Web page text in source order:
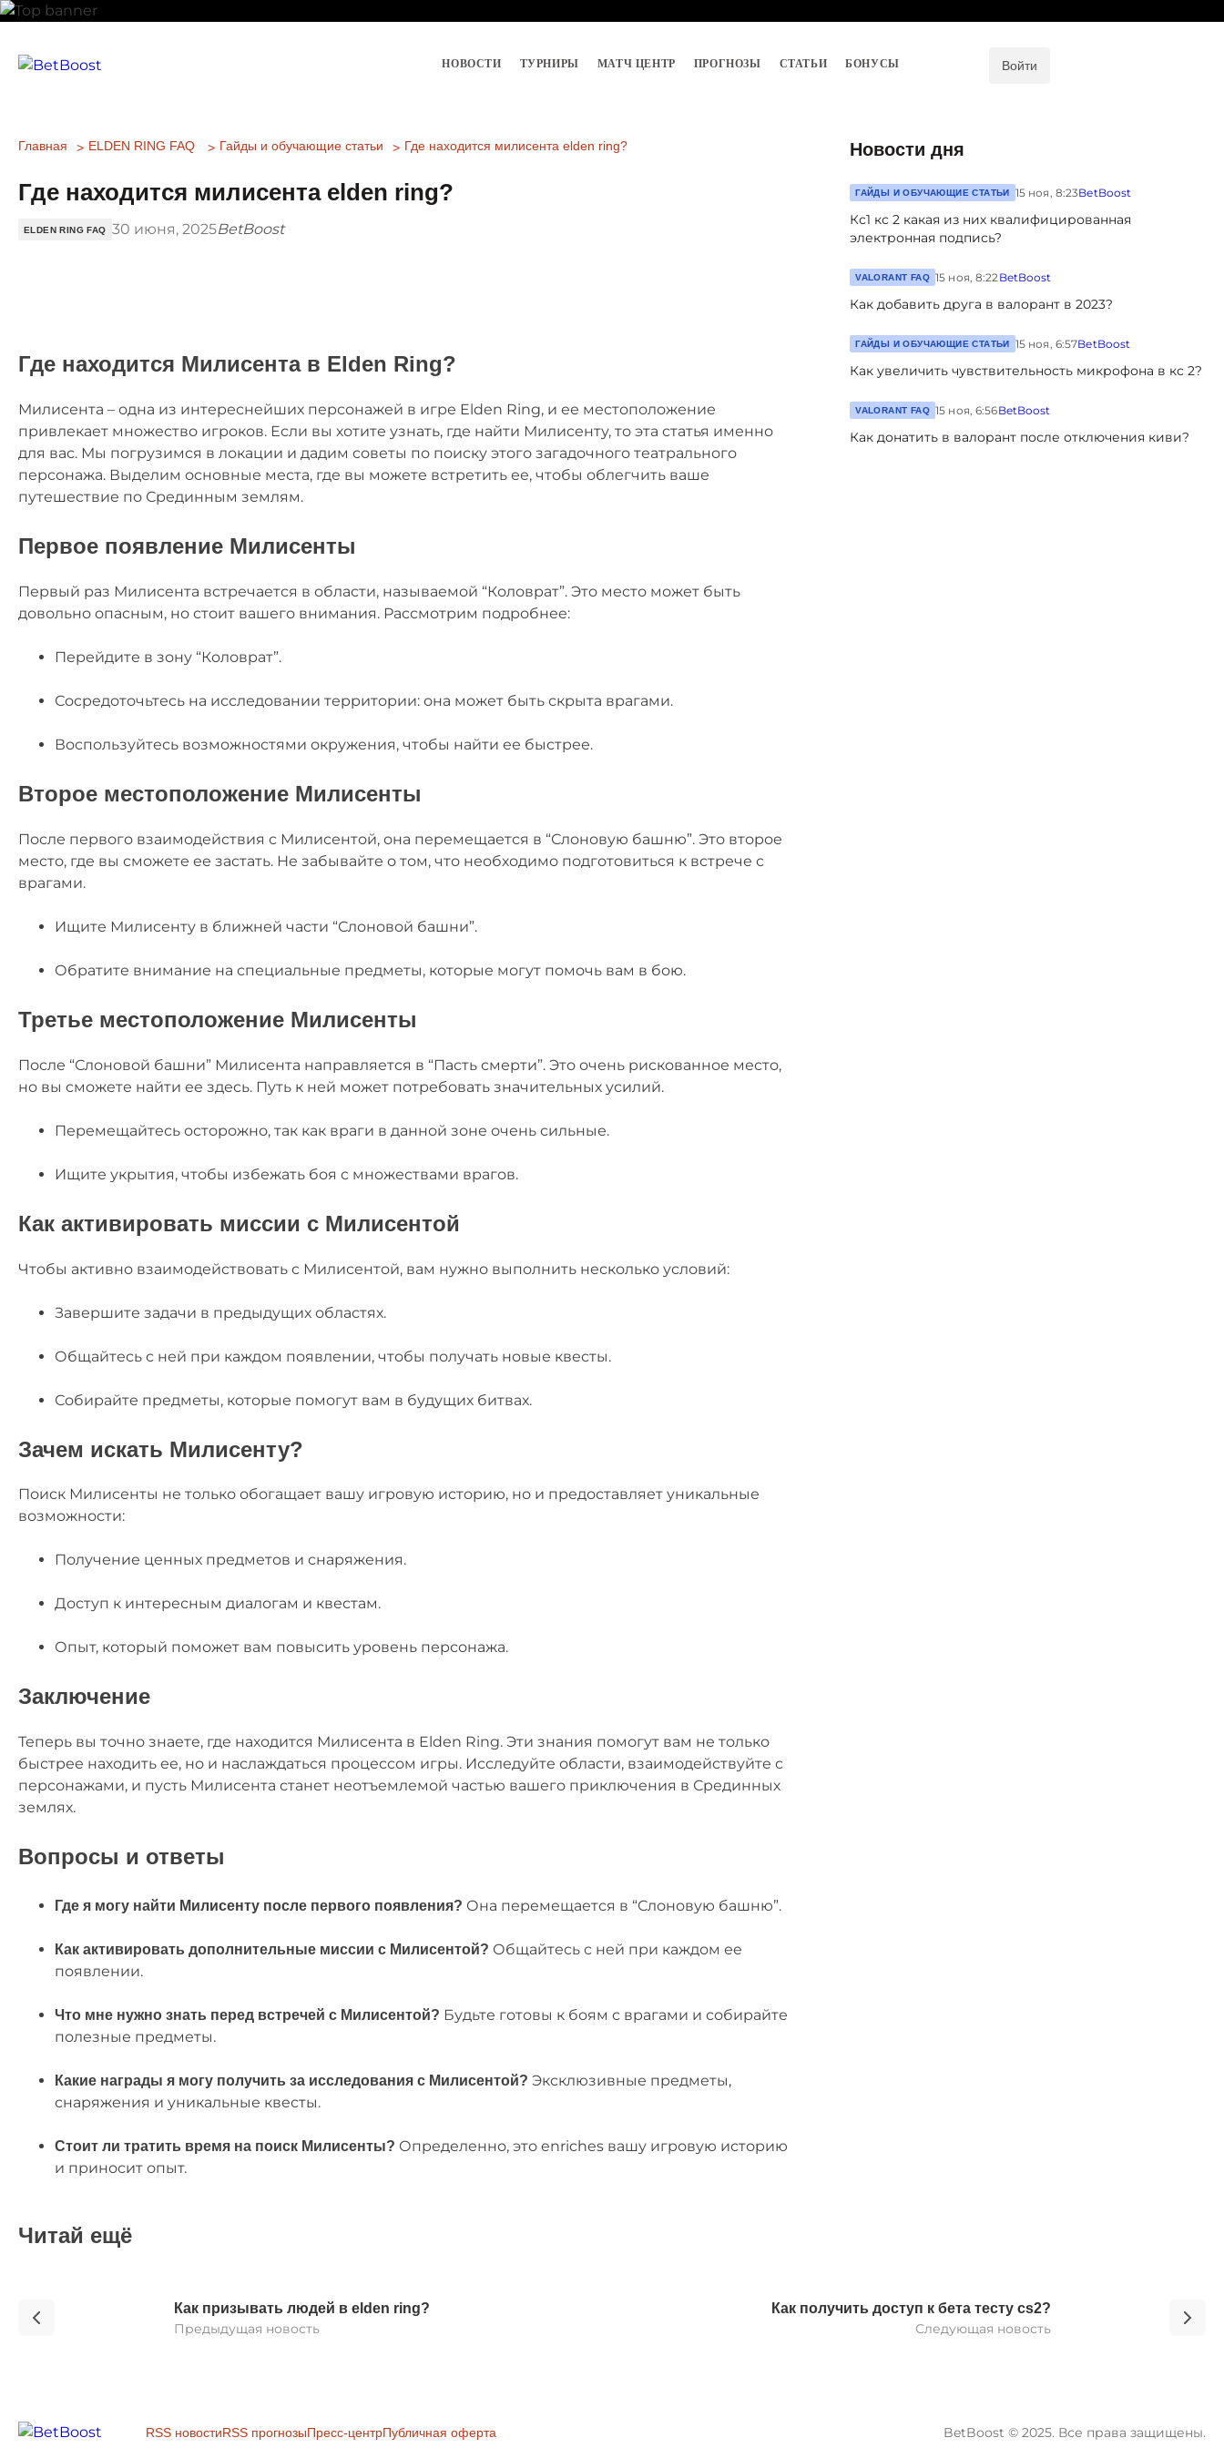
НОВОСТИ ТУРНИРЫ МАТЧ ЦЕНТР ПРОГНОЗЫ СТАТЬИ БОНУСЫ Войти
Главная ELDEN RING FAQ Гайды и обучающие статьи Где находится милисента elden ring?
Где находится милисента elden ring?
ELDEN RING FAQ 30 июня, 2025BetBoost
Где находится Милисента в Elden Ring?
Милисента – одна из интереснейших персонажей в игре Elden Ring, и ее местоположение
привлекает множество игроков. Если вы хотите узнать, где найти Милисенту, то эта статья именно
для вас. Мы погрузимся в локации и дадим советы по поиску этого загадочного театрального
персонажа. Выделим основные места, где вы можете встретить ее, чтобы облегчить ваше
путешествие по Срединным землям.
Первое появление Милисенты
Первый раз Милисента встречается в области, называемой “Коловрат”. Это место может быть
довольно опасным, но стоит вашего внимания. Рассмотрим подробнее:
Перейдите в зону “Коловрат”.
Сосредоточьтесь на исследовании территории: она может быть скрыта врагами.
Воспользуйтесь возможностями окружения, чтобы найти ее быстрее.
Второе местоположение Милисенты
После первого взаимодействия с Милисентой, она перемещается в “Слоновую башню”. Это второе
место, где вы сможете ее застать. Не забывайте о том, что необходимо подготовиться к встрече с
врагами.
Ищите Милисенту в ближней части “Слоновой башни”.
Обратите внимание на специальные предметы, которые могут помочь вам в бою.
Третье местоположение Милисенты
После “Слоновой башни” Милисента направляется в “Пасть смерти”. Это очень рискованное место,
но вы сможете найти ее здесь. Путь к ней может потребовать значительных усилий.
Перемещайтесь осторожно, так как враги в данной зоне очень сильные.
Ищите укрытия, чтобы избежать боя с множествами врагов.
Как активировать миссии с Милисентой
Чтобы активно взаимодействовать с Милисентой, вам нужно выполнить несколько условий:
Завершите задачи в предыдущих областях.
Общайтесь с ней при каждом появлении, чтобы получать новые квесты.
Собирайте предметы, которые помогут вам в будущих битвах.
Зачем искать Милисенту?
Поиск Милисенты не только обогащает вашу игровую историю, но и предоставляет уникальные
возможности:
Получение ценных предметов и снаряжения.
Доступ к интересным диалогам и квестам.
Опыт, который поможет вам повысить уровень персонажа.
Заключение
Теперь вы точно знаете, где находится Милисента в Elden Ring. Эти знания помогут вам не только
быстрее находить ее, но и наслаждаться процессом игры. Исследуйте области, взаимодействуйте с
персонажами, и пусть Милисента станет неотъемлемой частью вашего приключения в Срединных
землях.
Вопросы и ответы
Где я могу найти Милисенту после первого появления? Она перемещается в “Слоновую башню”.
Как активировать дополнительные миссии с Милисентой? Общайтесь с ней при каждом ее
появлении.
Что мне нужно знать перед встречей с Милисентой? Будьте готовы к боям с врагами и собирайте
полезные предметы.
Какие награды я могу получить за исследования с Милисентой? Эксклюзивные предметы,
снаряжения и уникальные квесты.
Стоит ли тратить время на поиск Милисенты? Определенно, это enriches вашу игровую историю
и приносит опыт.
Новости дня
ГАЙДЫ И ОБУЧАЮЩИЕ СТАТЬИ 15 ноя, 8:23BetBoost
Кс1 кс 2 какая из них квалифицированная
электронная подпись?
VALORANT FAQ 15 ноя, 8:22BetBoost
Как добавить друга в валорант в 2023?
ГАЙДЫ И ОБУЧАЮЩИЕ СТАТЬИ 15 ноя, 6:57BetBoost
Как увеличить чувствительность микрофона в кс 2?
VALORANT FAQ 15 ноя, 6:56BetBoost
Как донатить в валорант после отключения киви?
Читай ещё
Как призывать людей в elden ring?
Предыдущая новость
Как получить доступ к бета тесту cs2?
Следующая новость
RSS новостиRSS прогнозыПресс-центрПубличная оферта BetBoost © 2025. Все права защищены.